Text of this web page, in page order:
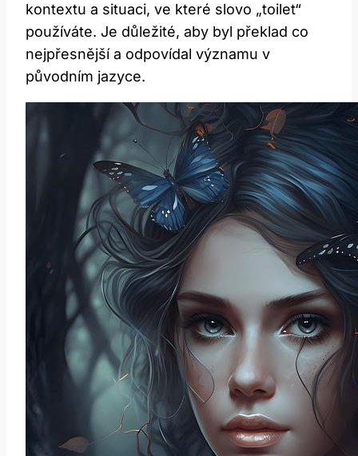
kontextu a situaci, ve které slovo „toilet“
používáte. Je důležité, aby byl překlad co
nejpřesnější a odpovídal významu v
původním jazyce.